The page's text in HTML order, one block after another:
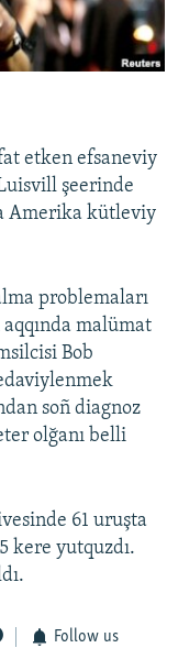
etken efsaneviy
şeerinde
Amerika kütleviy
problemaları
malümat
Bob
soñ diagnoz
olğanı belli
61 uruşta
kere yutquzdı.
Follow us